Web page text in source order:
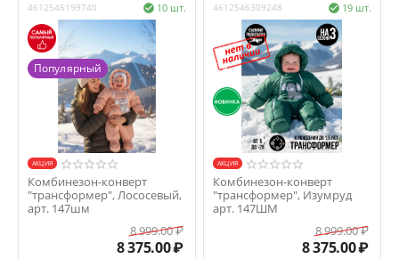
4612546199740 10 шт.

Популярный
AКЦИЯ
Комбинезон-конверт
"трансформер", Лососевый,
арт. 147шм
8 999.00₽
8 375.00₽
4612546309248 19 шт.

AКЦИЯ
Комбинезон-конверт
"трансформер", Изумруд
арт. 147ШМ
8 999.00₽
8 375.00₽